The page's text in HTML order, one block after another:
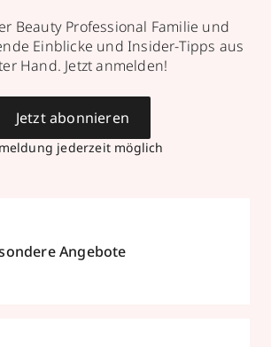
Beauty Professional Familie und
Einblicke und Insider-Tipps aus
Hand. Jetzt anmelden!
jederzeit möglich
Jetzt abonnieren
Angebote